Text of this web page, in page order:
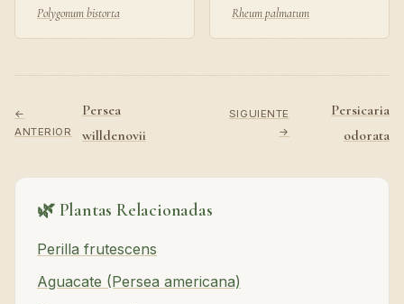
Polygonum bistorta Rheum palmatum
←
ANTERIOR
Persea
willdenovii
SIGUIENTE
→
Persicaria
odorata
🌿 Plantas Relacionadas
Perilla frutescens
Aguacate (Persea americana)